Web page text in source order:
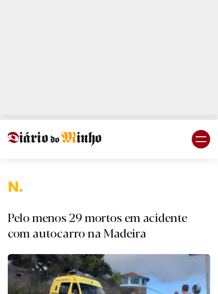
Nacio
Pelo menos 29 mortos em acidente
com autocarro na Madeira